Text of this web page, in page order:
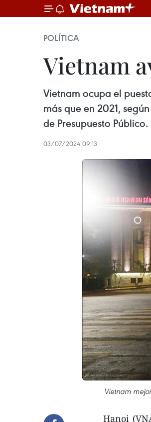
POLÍTICA
Vietnam
Vietnam ocupa el
más que en 2021,
de Presupuesto Público.
03/07/2024 09:13
Vietnam
Hanoi